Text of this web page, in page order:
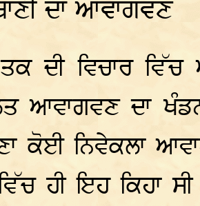
ਦਾ ਆਵਾਗਵਣ
ਦੀ ਵਿਚਾਰ
ਆਵਾਗਵਣ ਦਾ
ਕੋਈ ਨਿਵੇਕਲਾ
ਹੀ ਇਹ ਕਿਹਾ